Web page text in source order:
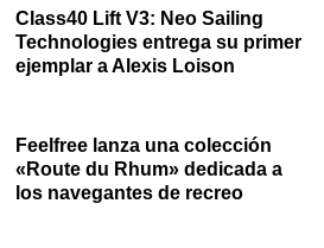
Class40 Lift V3: Neo Sailing
Technologies entrega su primer
ejemplar a Alexis Loison
Feelfree lanza una colección
«Route du Rhum» dedicada a
los navegantes de recreo